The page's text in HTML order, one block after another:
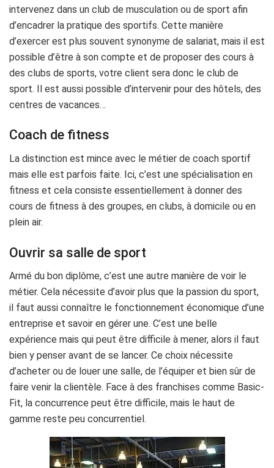
intervenez dans un club de musculation ou de sport afin
d’encadrer la pratique des sportifs. Cette manière
d’exercer est plus souvent synonyme de salariat, mais il est
possible d’être à son compte et de proposer des cours à
des clubs de sports, votre client sera donc le club de
sport. Il est aussi possible d’intervenir pour des hôtels, des
centres de vacances…
Coach de fitness
La distinction est mince avec le métier de coach sportif
mais elle est parfois faite. Ici, c’est une spécialisation en
fitness et cela consiste essentiellement à donner des
cours de fitness à des groupes, en clubs, à domicile ou en
plein air.
Ouvrir sa salle de sport
Armé du bon diplôme, c’est une autre manière de voir le
métier. Cela nécessite d’avoir plus que la passion du sport,
il faut aussi connaître le fonctionnement économique d’une
entreprise et savoir en gérer une. C’est une belle
expérience mais qui peut être difficile à mener, alors il faut
bien y penser avant de se lancer. Ce choix nécessite
d’acheter ou de louer une salle, de l’équiper et bien sûr de
faire venir la clientèle. Face à des franchises comme Basic-
Fit, la concurrence peut être difficile, mais le haut de
gamme reste peu concurrentiel.